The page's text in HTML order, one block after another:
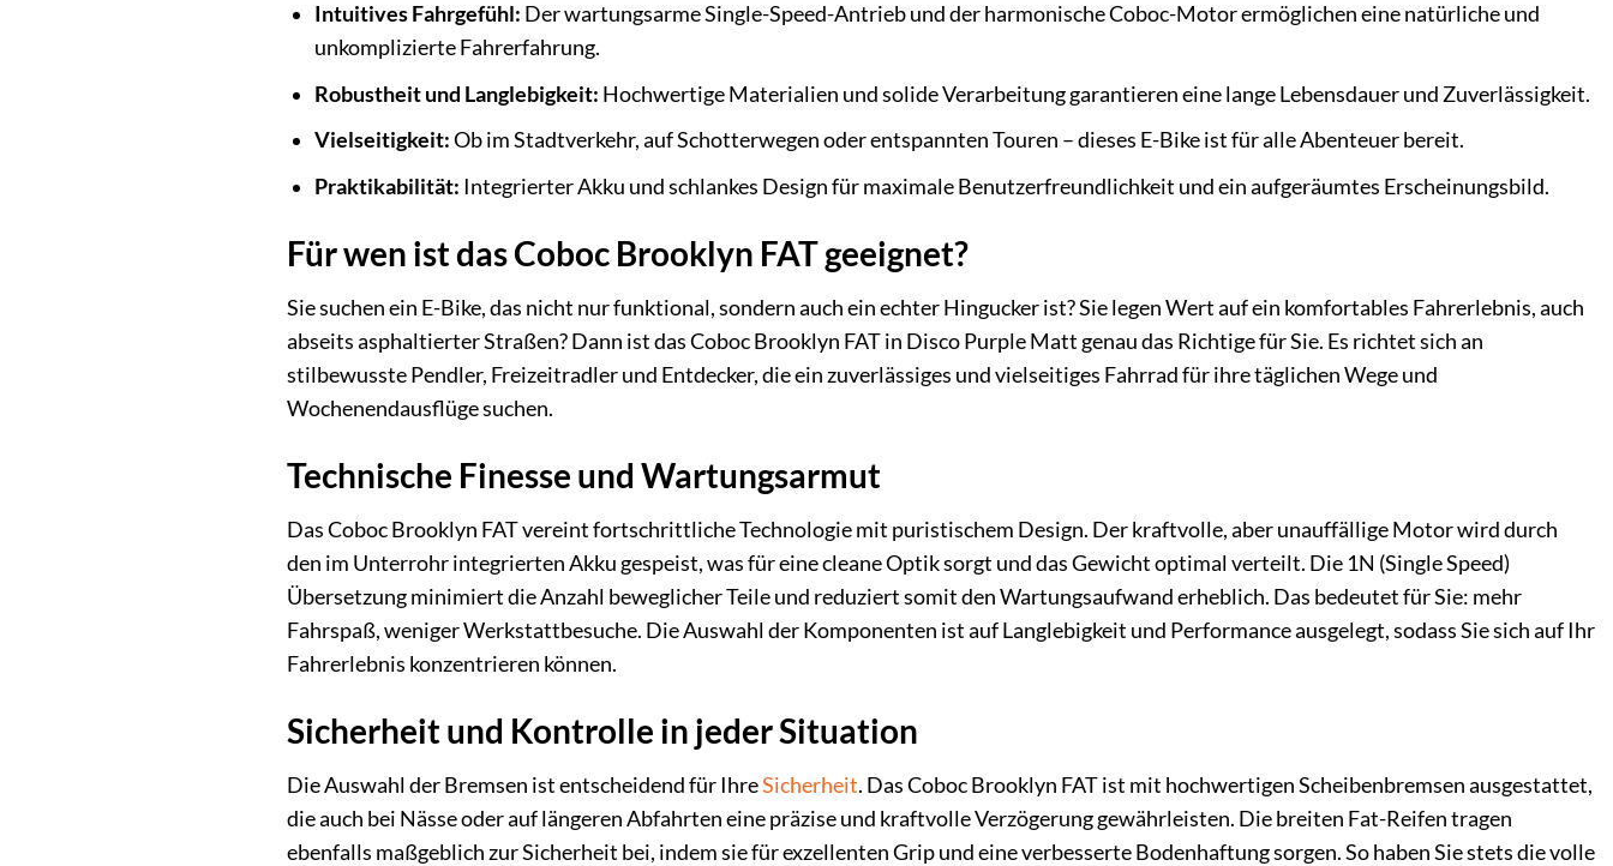
Intuitives Fahrgefühl: Der wartungsarme Single-Speed-Antrieb und der harmonische Coboc-Motor ermöglichen eine natürliche und
unkomplizierte Fahrerfahrung.
Robustheit und Langlebigkeit: Hochwertige Materialien und solide Verarbeitung garantieren eine lange Lebensdauer und Zuverlässigkeit.
Vielseitigkeit:Ob im Stadtverkehr, auf Schotterwegen oder entspannten Touren – dieses E-Bike ist für alle Abenteuer bereit.
Praktikabilität: Integrierter Akku und schlankes Design für maximale Benutzerfreundlichkeit und ein aufgeräumtes Erscheinungsbild.
Für wen ist das Coboc Brooklyn FAT geeignet?
Sie suchen ein E-Bike, das nicht nur funktional, sondern auch ein echter Hingucker ist? Sie legen Wert auf ein komfortables Fahrerlebnis, auch
abseits asphaltierter Straßen? Dann ist das Coboc Brooklyn FAT in Disco Purple Matt genau das Richtige für Sie. Es richtet sich an
stilbewusste Pendler, Freizeitradler und Entdecker, die ein zuverlässiges und vielseitiges Fahrrad für ihre täglichen Wege und
Wochenendausflüge suchen.
Technische Finesse und Wartungsarmut
Das Coboc Brooklyn FAT vereint fortschrittliche Technologie mit puristischem Design. Der kraftvolle, aber unauffällige Motor wird durch
den im Unterrohr integrierten Akku gespeist, was für eine cleane Optik sorgt und das Gewicht optimal verteilt. Die 1N (Single Speed)
Übersetzung minimiert die Anzahl beweglicher Teile und reduziert somit den Wartungsaufwand erheblich. Das bedeutet für Sie: mehr
Fahrspaß, weniger Werkstattbesuche. Die Auswahl der Komponenten ist auf Langlebigkeit und Performance ausgelegt, sodass Sie sich auf Ihr
Fahrerlebnis konzentrieren können.
Sicherheit und Kontrolle in jeder Situation
Die Auswahl der Bremsen ist entscheidend für IhreSicherheit. Das Coboc Brooklyn FAT ist mit hochwertigen Scheibenbremsen ausgestattet,
die auch bei Nässe oder auf längeren Abfahrten eine präzise und kraftvolle Verzögerung gewährleisten. Die breiten Fat-Reifen tragen
ebenfalls maßgeblich zur Sicherheit bei, indem sie für exzellenten Grip und eine verbesserte Bodenhaftung sorgen. So haben Sie stets die volle